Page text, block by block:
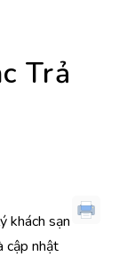
Trả
khách sạn
cập nhật